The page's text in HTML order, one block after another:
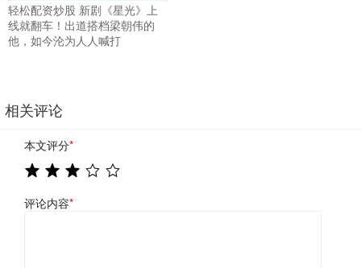
轻松配资炒股 新剧《星光》上
线就翻车！出道搭档梁朝伟的
他，如今沦为人人喊打
相关评论
本文评分*
评论内容*